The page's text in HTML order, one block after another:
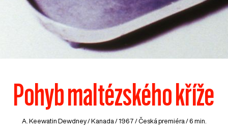
Pohyb maltézského kříže
A. Keewatin Dewdney / Kanada / 1967 / Česká premiéra / 6 min.